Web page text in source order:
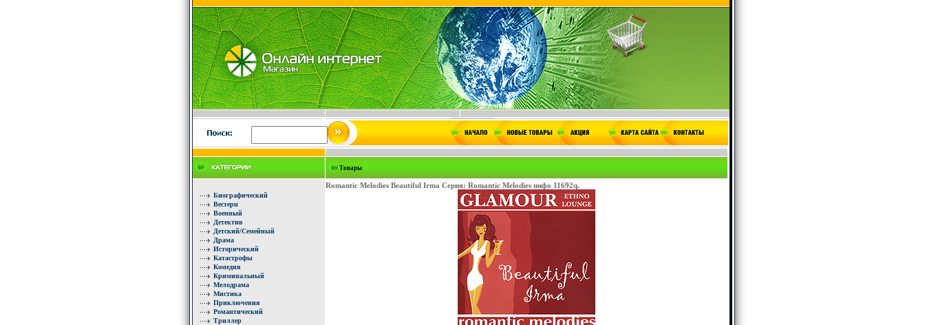
Биографический
Вестерн
Военный
Детектив
Детский/Семейный
Драма
Исторический
Катастрофы
Комедия
Криминальный
Мелодрама
Мистика
Приключения
Романтический
Триллер
Товары
Romantic Melodies Beautiful Irma Серия: Romantic Melodies инфо 11692q.